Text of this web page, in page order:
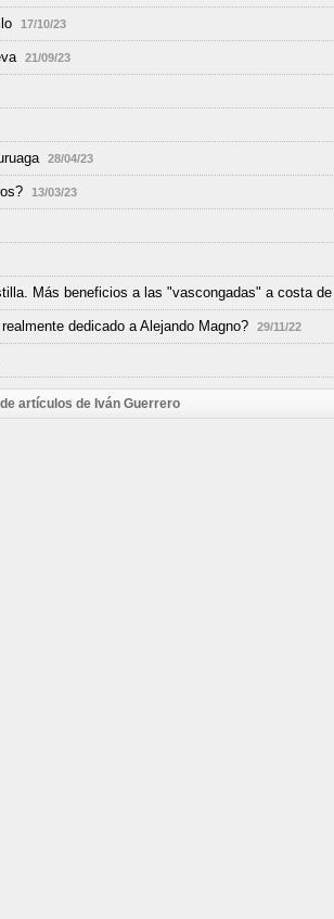
17/10/23
21/09/23
28/04/23
13/03/23
Más beneficios a las "vascongadas" a costa
dedicado a Alejando Magno? 29/11/22
artículos de Iván Guerrero